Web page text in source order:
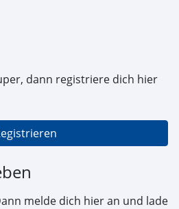
dann registriere dich hier
melde dich hier an und lade